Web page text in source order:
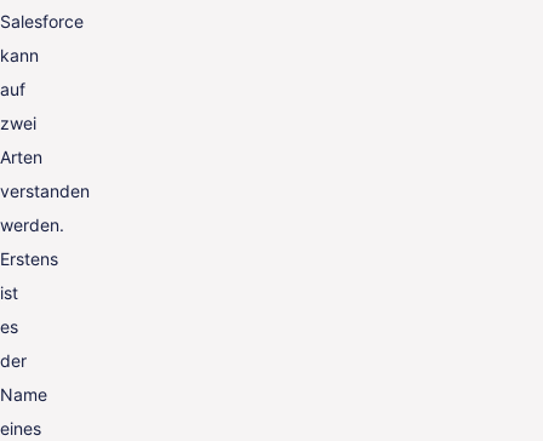
Salesforce
kann
auf
zwei
Arten
verstanden
werden.
Erstens
ist
es
der
Name
eines